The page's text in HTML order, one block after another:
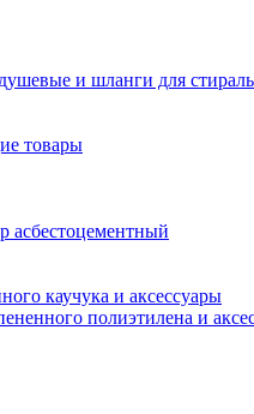
и шланги для
товары
асбестоцементный
каучука и аксессуары
полиэтилена и